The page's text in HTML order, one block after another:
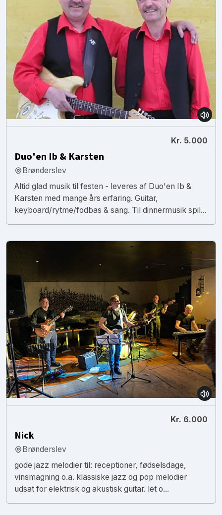
Kr. 5.000
Duo'en Ib & Karsten
Brønderslev
Altid glad musik til festen - leveres af Duo'en Ib &
Karsten med mange års erfaring. Guitar,
keyboard/rytme/fodbas & sang. Til dinnermusik spil...
Kr. 6.000
Nick
Brønderslev
gode jazz melodier til: receptioner, fødselsdage,
vinsmagning o.a. klassiske jazz og pop melodier
udsat for elektrisk og akustisk guitar. let o...